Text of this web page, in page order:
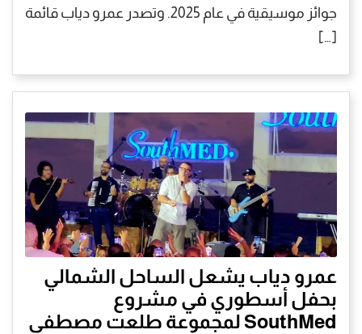
جوائز موسيقية في عام 2025. وتصدر عمرو دياب قائمة
[…]
عمرو دياب يشعل الساحل الشمالي
بحفل أسطوري في مشروع
SouthMed لمجموعة طلعت مصطفى